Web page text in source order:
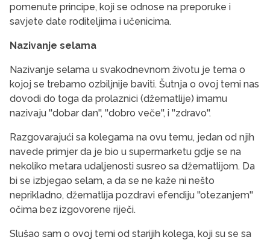
pomenute principe, koji se odnose na preporuke i
savjete date roditeljima i učenicima.
Nazivanje selama
Nazivanje selama u svakodnevnom životu je tema o
kojoj se trebamo ozbiljnije baviti. Šutnja o ovoj temi nas
dovodi do toga da prolaznici (džematlije) imamu
nazivaju ''dobar dan'', ''dobro veče'', i ''zdravo''.
Razgovarajući sa kolegama na ovu temu, jedan od njih
navede primjer da je bio u supermarketu gdje se na
nekoliko metara udaljenosti susreo sa džematlijom. Da
bi se izbjegao selam, a da se ne kaže ni nešto
neprikladno, džematlija pozdravi efendiju ''otezanjem''
očima bez izgovorene riječi.
Slušao sam o ovoj temi od starijih kolega, koji su se sa